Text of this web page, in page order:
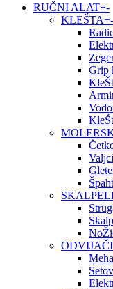
RUČNI ALAT+-
KLEŠTA+-
Grip
Valjci